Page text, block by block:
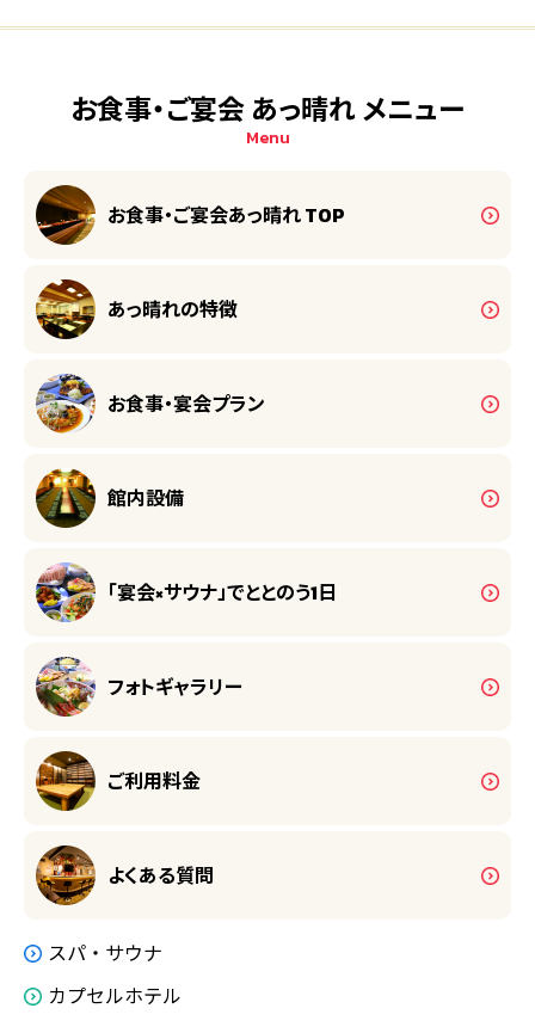
お食事・ご宴会 あっ晴れ メニュー
Menu
お食事・ご宴会あっ晴れ TOP
あっ晴れの特徴
お食事・宴会プラン
館内設備
「宴会×サウナ」でととのう1日
フォトギャラリー
ご利用料金
よくある質問
スパ・サウナ
カプセルホテル